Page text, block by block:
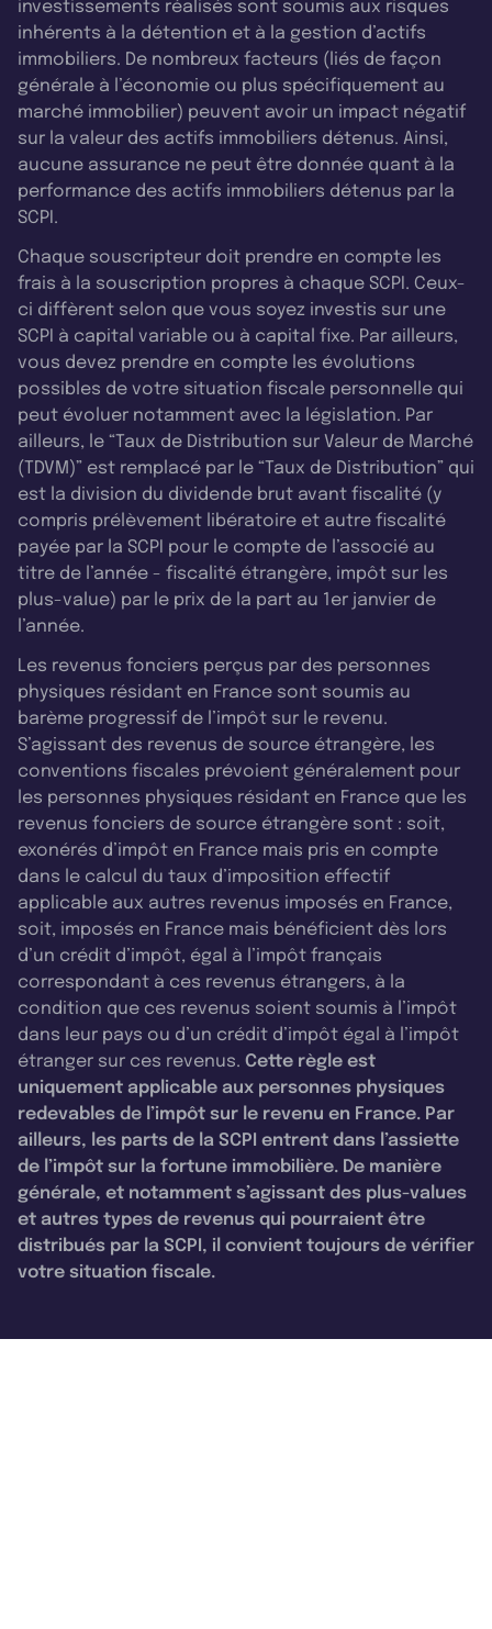
investissements réalisés sont soumis aux risques
inhérents à la détention et à la gestion d’actifs
immobiliers. De nombreux facteurs (liés de façon
générale à l’économie ou plus spécifiquement au
marché immobilier) peuvent avoir un impact négatif
sur la valeur des actifs immobiliers détenus. Ainsi,
aucune assurance ne peut être donnée quant à la
performance des actifs immobiliers détenus par la
SCPI.
Chaque souscripteur doit prendre en compte les
frais à la souscription propres à chaque SCPI. Ceux-
ci diffèrent selon que vous soyez investis sur une
SCPI à capital variable ou à capital fixe. Par ailleurs,
vous devez prendre en compte les évolutions
possibles de votre situation fiscale personnelle qui
peut évoluer notamment avec la législation. Par
ailleurs, le “Taux de Distribution sur Valeur de Marché
(TDVM)” est remplacé par le “Taux de Distribution” qui
est la division du dividende brut avant fiscalité (y
compris prélèvement libératoire et autre fiscalité
payée par la SCPI pour le compte de l’associé au
titre de l’année - fiscalité étrangère, impôt sur les
plus-value) par le prix de la part au 1er janvier de
l’année.
Les revenus fonciers perçus par des personnes
physiques résidant en France sont soumis au
barème progressif de l’impôt sur le revenu.
S’agissant des revenus de source étrangère, les
conventions fiscales prévoient généralement pour
les personnes physiques résidant en France que les
revenus fonciers de source étrangère sont : soit,
exonérés d’impôt en France mais pris en compte
dans le calcul du taux d’imposition effectif
applicable aux autres revenus imposés en France,
soit, imposés en France mais bénéficient dès lors
d’un crédit d’impôt, égal à l’impôt français
correspondant à ces revenus étrangers, à la
condition que ces revenus soient soumis à l’impôt
dans leur pays ou d’un crédit d’impôt égal à l’impôt
étranger sur ces revenus. Cette règle est
uniquement applicable aux personnes physiques
redevables de l’impôt sur le revenu en France. Par
ailleurs, les parts de la SCPI entrent dans l’assiette
de l’impôt sur la fortune immobilière. De manière
générale, et notamment s’agissant des plus-values
et autres types de revenus qui pourraient être
distribués par la SCPI, il convient toujours de vérifier
votre situation fiscale.